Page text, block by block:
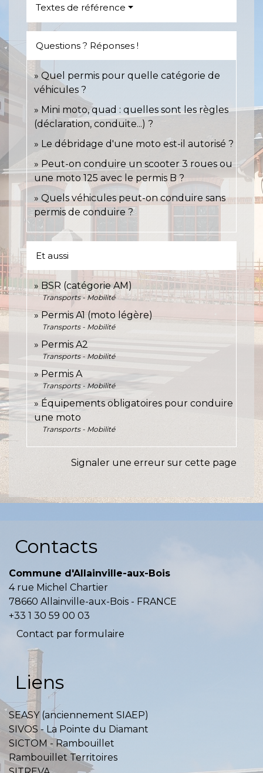
Textes de référence
Questions ? Réponses !
Quel permis pour quelle catégorie de
véhicules ?
Mini moto, quad : quelles sont les règles
(déclaration, conduite...) ?
Le débridage d'une moto est-il autorisé ?
Peut-on conduire un scooter 3 roues ou
une moto 125 avec le permis B ?
Quels véhicules peut-on conduire sans
permis de conduire ?
Et aussi
BSR (catégorie AM)
Transports - Mobilité
Permis A1 (moto légère)
Transports - Mobilité
Permis A2
Transports - Mobilité
Permis A
Transports - Mobilité
Équipements obligatoires pour conduire
une moto
Transports - Mobilité
Signaler une erreur sur cette page
Contacts
Commune d'Allainville-aux-Bois
4 rue Michel Chartier
78660 Allainville-aux-Bois - FRANCE
+33 1 30 59 00 03
Contact par formulaire
Liens
SEASY (anciennement SIAEP)
SIVOS - La Pointe du Diamant
SICTOM - Rambouillet
Rambouillet Territoires